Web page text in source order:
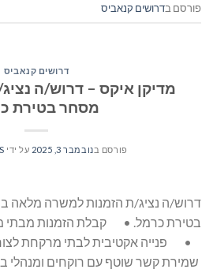
פורסם בדרושים קנאביס
דרושים קנאביס
מדיקן איקס – דרוש/ה
מסחר בטירת
פורסם בנובמבר 3, 2025 על ידי
דרוש/ה נציג/ת הזמנות למשרה מלאה
בטירת כרמל. • קבלת הזמנות מבתי
• פנייה אקטיבית לבתי מרקחת
שמירת קשר שוטף עם רוקחים